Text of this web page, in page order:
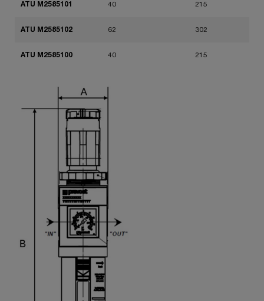
ATU M2585101 40 215
ATU M2585102 62 302
ATU M2585100 40 215